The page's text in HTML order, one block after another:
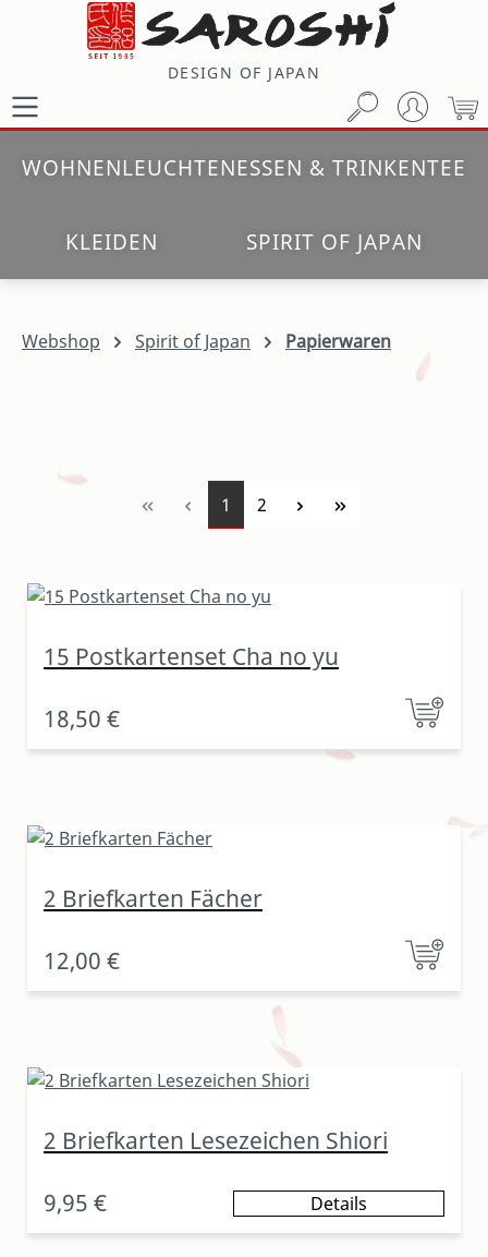
Zum Hauptinhalt springen
DESIGN OF JAPAN
WOHNENLEUCHTENESSEN & TRINKENTEE
KLEIDEN SPIRIT OF JAPAN
Webshop Spirit of Japan Papierwaren
Seite
1 Seite
2
15 Postkartenset Cha no yu
18,50 €
2 Briefkarten Fächer
12,00 €
2 Briefkarten Lesezeichen Shiori
9,95 € Details